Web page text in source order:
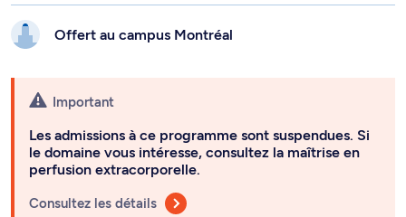
Offert au campus Montréal
Important
Les admissions à ce programme sont suspendues. Si
le domaine vous intéresse, consultez la maîtrise en
perfusion extracorporelle.
Consultez les détails